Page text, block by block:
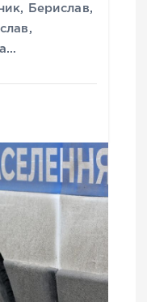
Берислав,